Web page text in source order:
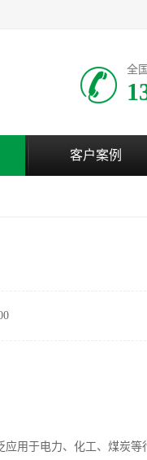
全
客户案例
用于电力、化工、煤炭等